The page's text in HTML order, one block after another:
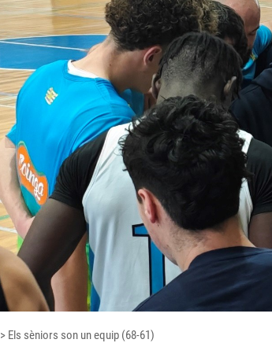
> Els sèniors son un equip (68-61)